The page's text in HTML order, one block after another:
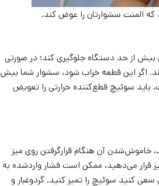
که المنت سشوارتان را عوض کند.
از حد دستگاه جلوگیری کند؛ در صورتی
اگر این قطعه خراب شود، سشوار شما بیش
سوئیچ قطع‌کننده حرارتی را تعویض
آن هنگام قرارگرفتن روی میز
می‌دهید، ممکن است فشار واردشده به
کنید سوئیچ را تمیز کنید. گردوغبار و